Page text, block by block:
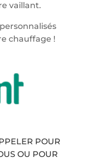
vaillant.
chauffage !
POUR
OU POUR